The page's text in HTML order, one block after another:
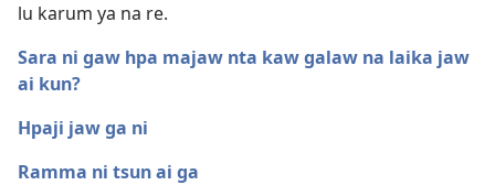
lu karum ya na re.
Sara ni gaw hpa majaw nta kaw galaw na laika jaw
ai kun?
Hpaji jaw ga ni
Ramma ni tsun ai ga